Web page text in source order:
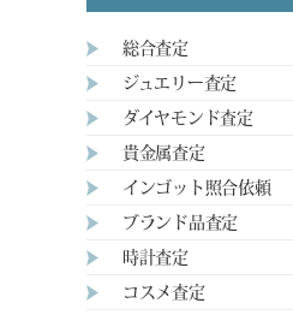
総合査定
ジュエリー査定
ダイヤモンド査定
貴金属査定
インゴット照合依頼
ブランド品査定
時計査定
コスメ査定